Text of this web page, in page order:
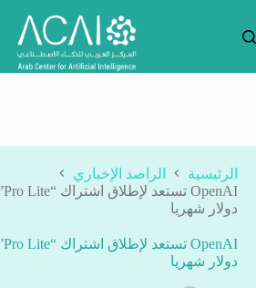
المحتوى
الرئيسية
الراصد الإخباري
دولار شهريا
دولار شهريا